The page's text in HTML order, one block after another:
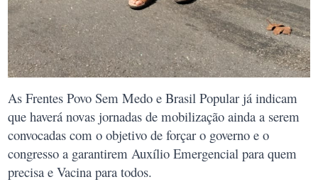
As Frentes Povo Sem Medo e Brasil Popular já indicam
que haverá novas jornadas de mobilização ainda a serem
convocadas com o objetivo de forçar o governo e o
congresso a garantirem Auxílio Emergencial para quem
precisa e Vacina para todos.